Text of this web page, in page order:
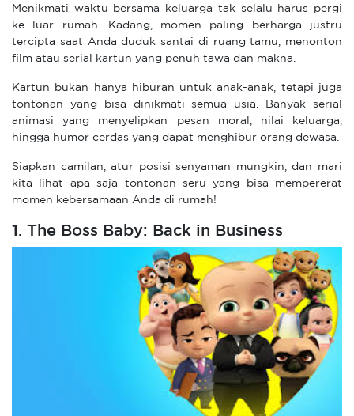
Menikmati waktu bersama keluarga tak selalu harus pergi
ke luar rumah. Kadang, momen paling berharga justru
tercipta saat Anda duduk santai di ruang tamu, menonton
film atau serial kartun yang penuh tawa dan makna.
Kartun bukan hanya hiburan untuk anak-anak, tetapi juga
tontonan yang bisa dinikmati semua usia. Banyak serial
animasi yang menyelipkan pesan moral, nilai keluarga,
hingga humor cerdas yang dapat menghibur orang dewasa.
Siapkan camilan, atur posisi senyaman mungkin, dan mari
kita lihat apa saja tontonan seru yang bisa mempererat
momen kebersamaan Anda di rumah!
1. The Boss Baby: Back in Business